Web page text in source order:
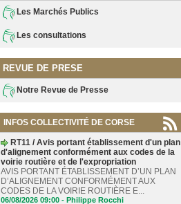
Les Marchés Publics
Les consultations
REVUE DE PRESE
Notre Revue de Presse
INFOS COLLECTIVITÉ DE CORSE
RT11 / Avis portant établissement d'un plan
d'alignement conformément aux codes de la
voirie routière et de l'expropriation
AVIS PORTANT ÉTABLISSEMENT D’UN PLAN
D’ALIGNEMENT CONFORMÉMENT AUX
CODES DE LA VOIRIE ROUTIÈRE E...
06/08/2026 09:00 - Philippe Rocchi